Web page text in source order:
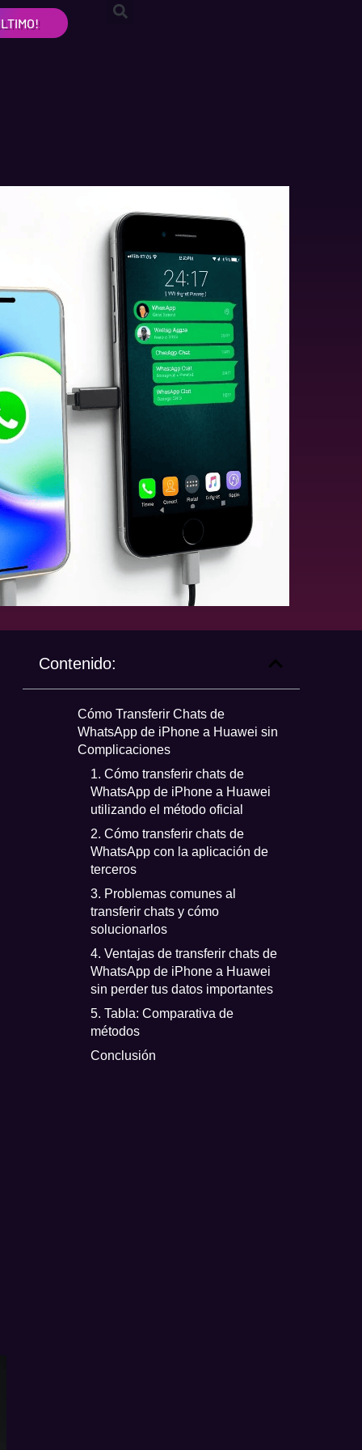
Contenido:
Cómo Transferir Chats de
WhatsApp de iPhone a Huawei sin
Complicaciones
1. Cómo transferir chats de
WhatsApp de iPhone a Huawei
utilizando el método oficial
2. Cómo transferir chats de
WhatsApp con la aplicación de
terceros
3. Problemas comunes al
transferir chats y cómo
solucionarlos
4. Ventajas de transferir chats de
WhatsApp de iPhone a Huawei
sin perder tus datos importantes
5. Tabla: Comparativa de
métodos
Conclusión